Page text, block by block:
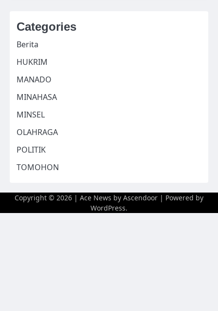
Categories
Berita
HUKRIM
MANADO
MINAHASA
MINSEL
OLAHRAGA
POLITIK
TOMOHON
Copyright © 2026 | Ace News by Ascendoor | Powered by
WordPress.